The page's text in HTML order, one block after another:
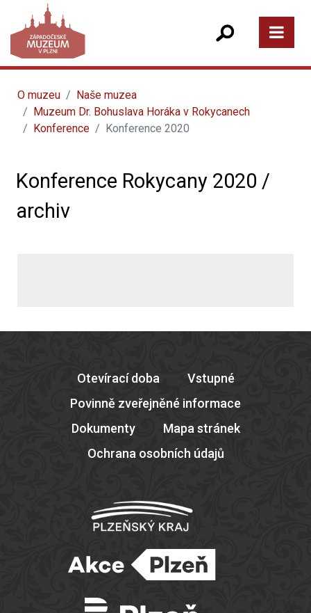
O muzeu
Naše muzea
Muzeum Dr. Bohuslava Horáka v Rokycanech
Konference
Konference 2020
Konference Rokycany 2020 /
archiv
Otevírací doba
Vstupné
Povinně zveřejněné informace
Dokumenty
Mapa stránek
Ochrana osobních údajů